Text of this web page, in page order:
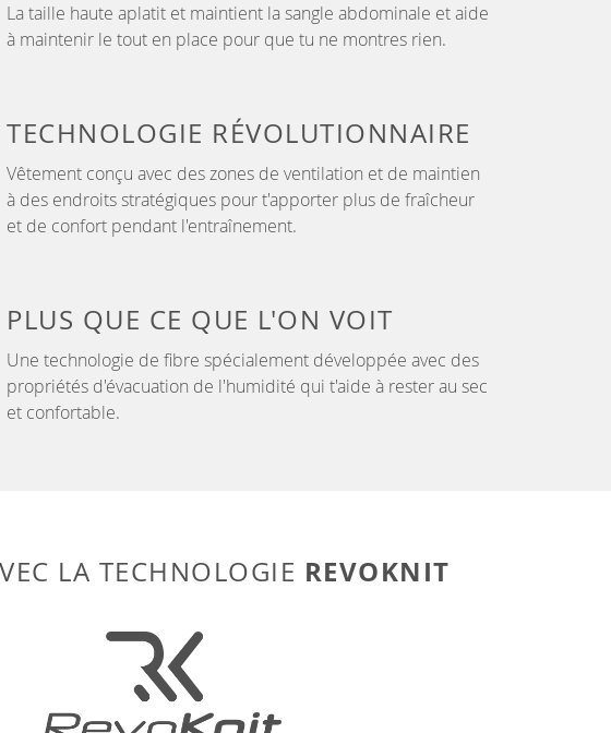
La taille haute aplatit et maintient la sangle abdominale et aide
à maintenir le tout en place pour que tu ne montres rien.
TECHNOLOGIE RÉVOLUTIONNAIRE
Vêtement conçu avec des zones de ventilation et de maintien
à des endroits stratégiques pour t'apporter plus de fraîcheur
et de confort pendant l'entraînement.
PLUS QUE CE QUE L'ON VOIT
Une technologie de fibre spécialement développée avec des
propriétés d'évacuation de l'humidité qui t'aide à rester au sec
et confortable.
LA TECHNOLOGIE REVOKNIT